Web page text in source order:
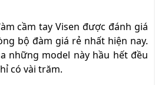
cầm tay Visen được đánh giá
bộ đàm giá rẻ nhất hiện nay.
những model này hầu hết đều
có vài trăm.